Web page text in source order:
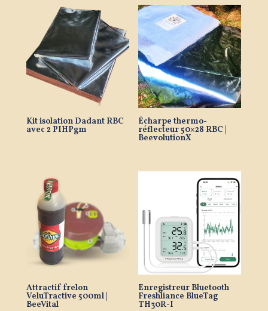
Kit isolation Dadant RBC
avec 2 PIHPgm
Écharpe thermo-
réflecteur 50×28 RBC |
BeevolutionX
Attractif frelon
VeluTractive 500ml |
BeeVital
Enregistreur Bluetooth
Freshliance BlueTag
TH30R-I